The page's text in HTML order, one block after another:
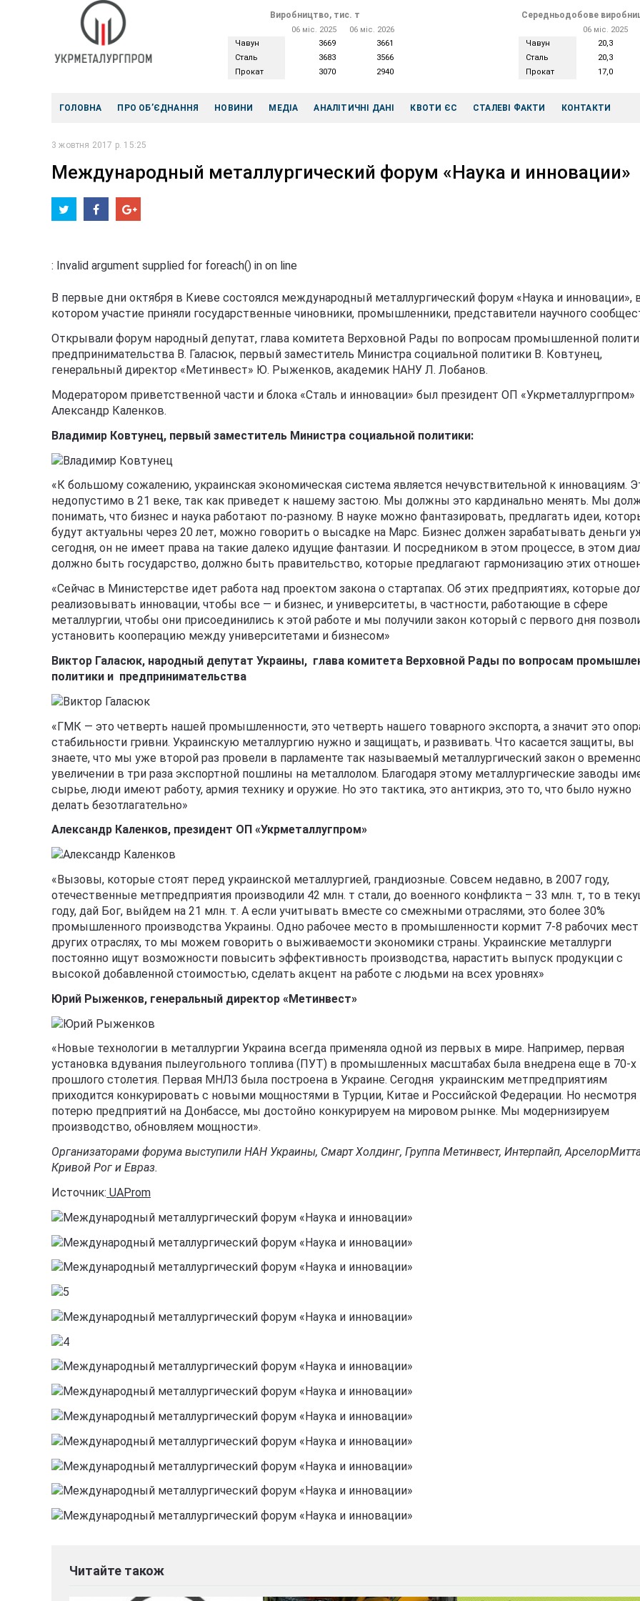
Виробництво, тис. т
06 міс. 2025
06 міс. 2026
Чавун
3669
3661
Сталь
3683
3566
Прокат
3070 2940
Середньодобове
06 міс. 2025
Чавун
20,3
Сталь
20,3
Прокат
17,0
ГОЛОВНА ПРО ОБ’ЄДНАННЯ НОВИНИ МЕДІА АНАЛІТИЧНІ ДАНІ КВОТИ ЄС СТАЛЕВІ ФАКТИ КОНТАКТИ
3 жовтня 2017 р. 15:25
Международный металлургический форум «Наука и инновации»
: Invalid argument supplied for foreach() in on line
В первые дни октября в Киеве состоялся международный металлургический форум «Наука и инновации»,
котором участие приняли государственные чиновники, промышленники, представители научного
Открывали форум народный депутат, глава комитета Верховной Рады по вопросам промышленной
предпринимательства В. Галасюк, первый заместитель Министра социальной политики В. Ковтунец,
генеральный директор «Метинвест» Ю. Рыженков, академик НАНУ Л. Лобанов.
Модератором приветственной части и блока «Сталь и инновации» был президент ОП «Укрметаллургпром»
Александр Каленков.
Владимир Ковтунец, первый заместитель Министра социальной политики:
«К большому сожалению, украинская экономическая система является нечувствительной к инновациям.
недопустимо в 21 веке, так как приведет к нашему застою. Мы должны это кардинально менять. Мы
понимать, что бизнес и наука работают по-разному. В науке можно фантазировать, предлагать идеи,
будут актуальны через 20 лет, можно говорить о высадке на Марс. Бизнес должен зарабатывать деньги
сегодня, он не имеет права на такие далеко идущие фантазии. И посредником в этом процессе, в этом
должно быть государство, должно быть правительство, которые предлагают гармонизацию этих
«Сейчас в Министерстве идет работа над проектом закона о стартапах. Об этих предприятиях, которые
реализовывать инновации, чтобы все — и бизнес, и университеты, в частности, работающие в сфере
металлургии, чтобы они присоединились к этой работе и мы получили закон который с первого дня
установить кооперацию между университетами и бизнесом»
Виктор Галасюк, народный депутат Украины, глава комитета Верховной Рады по вопросам
политики и предпринимательства
«ГМК — это четверть нашей промышленности, это четверть нашего товарного экспорта, а значит это
стабильности гривни. Украинскую металлургию нужно и защищать, и развивать. Что касается защиты, вы
знаете, что мы уже второй раз провели в парламенте так называемый металлургический закон о
увеличении в три раза экспортной пошлины на металлолом. Благодаря этому металлургические заводы
сырье, люди имеют работу, армия технику и оружие. Но это тактика, это антикриз, это то, что было нужно
делать безотлагательно»
Александр Каленков, президент ОП «Укрметаллугпром»
«Вызовы, которые стоят перед украинской металлургией, грандиозные. Совсем недавно, в 2007 году,
отечественные метпредприятия производили 42 млн. т стали, до военного конфликта – 33 млн. т, то в
году, дай Бог, выйдем на 21 млн. т. А если учитывать вместе со смежными отраслями, это более 30%
промышленного производства Украины. Одно рабочее место в промышленности кормит 7-8 рабочих
других отраслях, то мы можем говорить о выживаемости экономики страны. Украинские металлурги
постоянно ищут возможности повысить эффективность производства, нарастить выпуск продукции с
высокой добавленной стоимостью, сделать акцент на работе с людьми на всех уровнях»
Юрий Рыженков, генеральный директор «Метинвест»
«Новые технологии в металлургии Украина всегда применяла одной из первых в мире. Например, первая
установка вдувания пылеугольного топлива (ПУТ) в промышленных масштабах была внедрена еще в 70-х
прошлого столетия. Первая МНЛЗ была построена в Украине. Сегодня украинским метпредприятиям
приходится конкурировать с новыми мощностями в Турции, Китае и Российской Федерации. Но несмотря
потерю предприятий на Донбассе, мы достойно конкурируем на мировом рынке. Мы модернизируем
производство, обновляем мощности».
Организаторами форума выступили НАН Украины, Смарт Холдинг, Группа Метинвест, Интерпайп,
Кривой Рог и Евраз.
Источник: UAProm
Читайте також